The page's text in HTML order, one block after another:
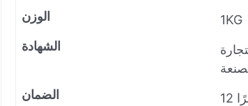
الوزن
1KG
الشهادة
الضمان